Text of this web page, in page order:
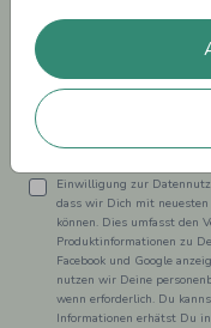
Melde Dich zu
Laufenden.
Einwilligung zur
dass wir Dich mit
können. Dies umfasst den
Produktinformationen zu
Facebook und Google
nutzen wir Deine
wenn erforderlich. Du
Informationen erhätst Du